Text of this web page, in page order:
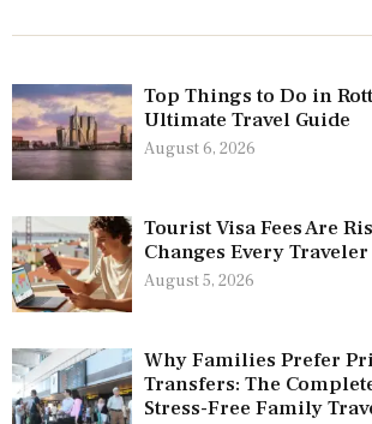
Top Things to Do in
Ultimate Travel Guide
August 6, 2026
Tourist Visa Fees Are
Changes Every
August 5, 2026
Why Families Prefer
Transfers: The
Stress-Free Family